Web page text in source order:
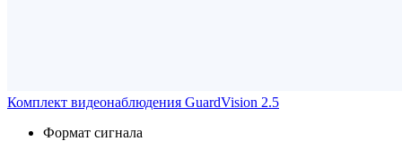
Комплект видеонаблюдения GuardVision 2.5
Формат сигнала